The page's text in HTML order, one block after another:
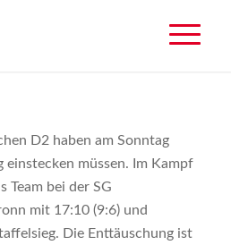
D2 haben am Sonntag
einstecken müssen. Im Kampf
Team bei der SG
mit 17:10 (9:6) und
Die Enttäuschung ist